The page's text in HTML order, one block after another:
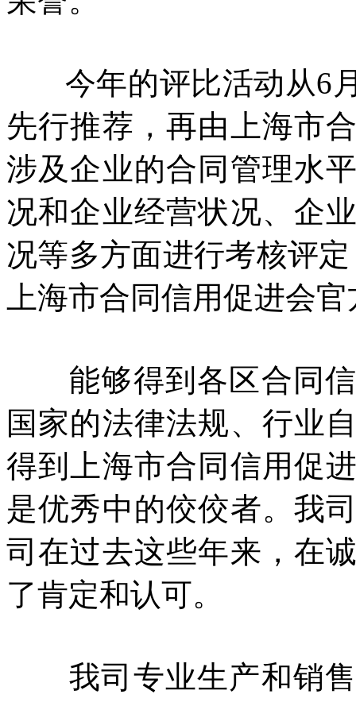
今年的评比活动从6
先行推荐，再由上海市
涉及企业的合同管理水
况和企业经营状况、企
况等多方面进行考核评
上海市合同信用促进会
能够得到各区合同信
国家的法律法规、行业
得到上海市合同信用促
是优秀中的佼佼者。我
司在过去这些年来，在
了肯定和认可。
我司专业生产和销